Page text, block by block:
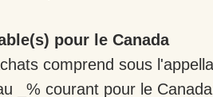
pour le Canada
comprend sous
_% courant pour le